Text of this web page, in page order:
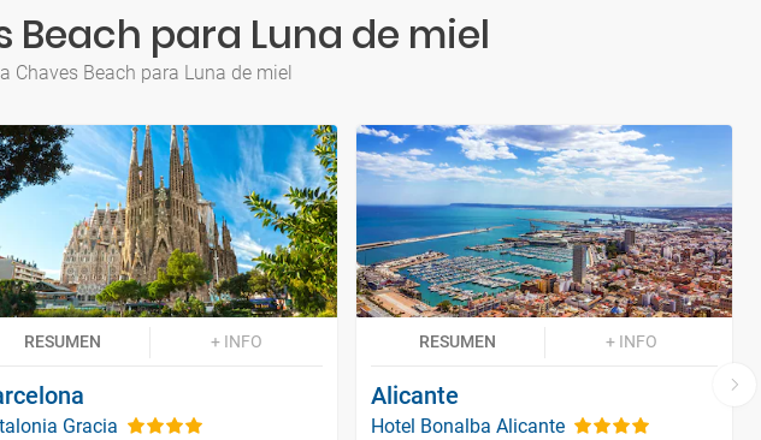
Beach para Luna de miel
Chaves Beach para Luna de miel
RESUMEN + INFO
Gracia
RESUMEN + INFO
Alicante
Hotel Bonalba Alicante